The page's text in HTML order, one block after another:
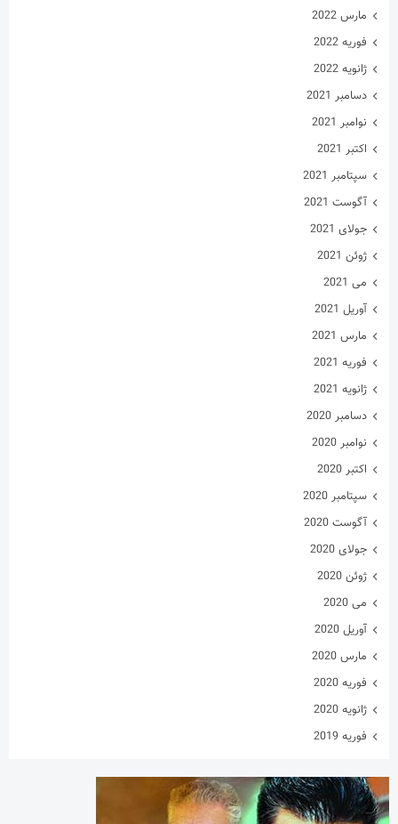
مارس 2022
فوریه 2022
ژانویه 2022
دسامبر 2021
نوامبر 2021
اکتبر 2021
سپتامبر 2021
آگوست 2021
جولای 2021
ژوئن 2021
می 2021
آوریل 2021
مارس 2021
فوریه 2021
ژانویه 2021
دسامبر 2020
نوامبر 2020
اکتبر 2020
سپتامبر 2020
آگوست 2020
جولای 2020
ژوئن 2020
می 2020
آوریل 2020
مارس 2020
فوریه 2020
ژانویه 2020
فوریه 2019